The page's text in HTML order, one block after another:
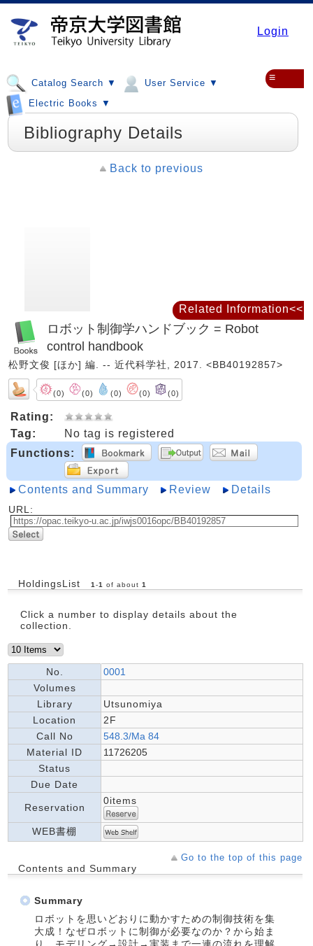
Login
Catalog Search ▼
User Service ▼
Electric Books ▼
≡
Bibliography Details
Back to previous
ロボット制御学ハンドブック = Robot
control handbook
松野文俊 [ほか] 編. -- 近代科学社, 2017. <BB40192857>
(0) (0) (0) (0) (0)
Rating:
Tag:
No tag is registered
Functions:
Contents and Summary Review Details
URL:
HoldingsList 1 -1 of about 1
Click a number to display details about the
collection.
No.
0001
Volumes
Library
Utsunomiya
Location
2F
Call No
548.3/Ma 84
Material ID
11726205
Status
Due Date
Reservation
0items
WEB書棚
Go to the top of this page
Contents and Summary
Summary
ロボットを思いどおりに動かすための制御技術を集
大成！なぜロボットに制御が必要なのか？から始ま
り、モデリング→設計→実装まで一連の流れを理解
Related Information<<